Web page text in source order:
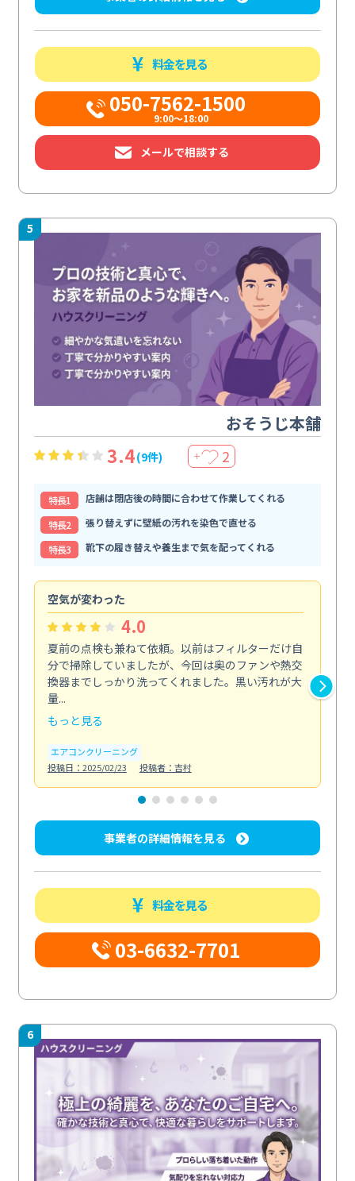
料金を見る
050-7562-1500
9:00～18:00
メールで相談する
5
おそうじ本舗
3.4(9件) ＋ 2
特⻑1
店舗は閉店後の時間に合わせて作業してくれる
特⻑2
張り替えずに壁紙の汚れを染色で直せる
特⻑3
靴下の履き替えや養生まで気を配ってくれる
空気が変わった
4.0
夏前の点検も兼ねて依頼。以前はフィルターだけ自
分で掃除していましたが、今回は奥のファンや熱交
換器までしっかり洗ってくれました。黒い汚れが大
量...
もっと見る
エアコンクリーニング
投稿日：2025/02/23
投稿者：吉村
事業者の詳細情報を見る
料金を見る
03-6632-7701
6